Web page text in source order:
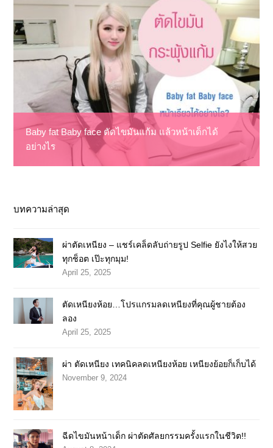
Baby fat Baby face ตัดไขมันแก้ม แล้วหน้าเด็กได้
อย่างไร
บทความล่าสุด
ผ่าตัดเหนียง – แชร์เคล็ดลับถ่ายรูป Selfie ยังไงให้สวย
ทุกช็อต เป๊ะทุกมุม!
April 25, 2025
ตัดเหนียงห้อย…โปรแกรมลดเหนียงที่คุณผู้ชายต้อง
ลอง
April 25, 2025
ผ่า ตัดเหนียง เทคนิคลดเหนียงห้อย เหนียงย้อยก็เก็บได้
November 9, 2024
ฉีดไขมันหน้าเด็ก ผ่าตัดศัลยกรรมครั้งแรกในชีวิต!!